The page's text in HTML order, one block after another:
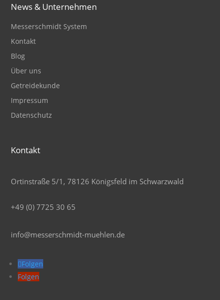
News & Unternehmen
Messerschmidt System
Kontakt
Blog
Über uns
Getreidekunde
Impressum
Datenschutz
Kontakt
Ortinstraße 5/1, 78126 Königsfeld im Schwarzwald
+49 (0) 7725 30 65
info@messerschmidt-muehlen.de
Folgen
Folgen